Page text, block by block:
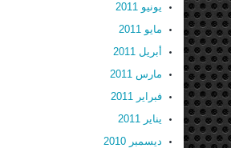
يونيو 2011
مايو 2011
أبريل 2011
مارس 2011
فبراير 2011
يناير 2011
ديسمبر 2010